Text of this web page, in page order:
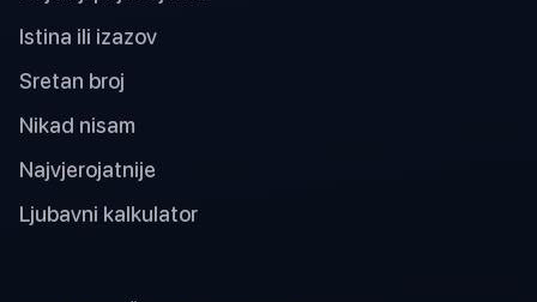
Istina ili izazov
Sretan broj
Nikad nisam
Najvjerojatnije
Ljubavni kalkulator